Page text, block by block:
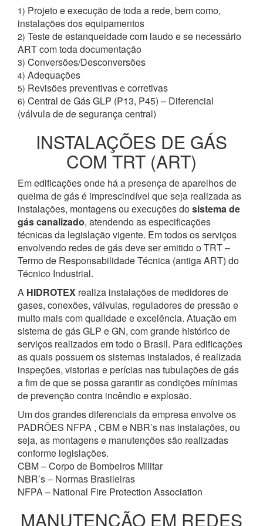
1) Projeto e execução de toda a rede, bem como,
instalações dos equipamentos
2) Teste de estanqueidade com laudo e se necessário
ART com toda documentação
3) Conversões/Desconversões
4) Adequações
5) Revisões preventivas e corretivas
6) Central de Gás GLP (P13, P45) – Diferencial
(válvula de de segurança central)
INSTALAÇÕES DE GÁS
COM TRT (ART)
Em edificações onde há a presença de aparelhos de
queima de gás é imprescindível que seja realizada as
instalações, montagens ou execuções dosistema de
gás canalizado, atendendo as especificações
técnicas da legislação vigente. Em todos os serviços
envolvendo redes de gás deve ser emitido o TRT –
Termo de Responsabilidade Técnica (antiga ART) do
Técnico Industrial.
A HIDROTEX realiza instalações de medidores de
gases, conexões, válvulas, reguladores de pressão e
muito mais com qualidade e excelência. Atuação em
sistema de gás GLP e GN, com grande histórico de
serviços realizados em todo o Brasil. Para edificações
as quais possuem os sistemas instalados, é realizada
inspeções, vistorias e perícias nas tubulações de gás
a fim de que se possa garantir as condições mínimas
de prevenção contra incêndio e explosão.
Um dos grandes diferenciais da empresa envolve os
PADRÕES NFPA , CBM e NBR’s nas instalações, ou
seja, as montagens e manutenções são realizadas
conforme legislações.
CBM – Corpo de Bombeiros Militar
NBR’s – Normas Brasileiras
NFPA – National Fire Protection Association
MANUTENÇÃO EM REDES